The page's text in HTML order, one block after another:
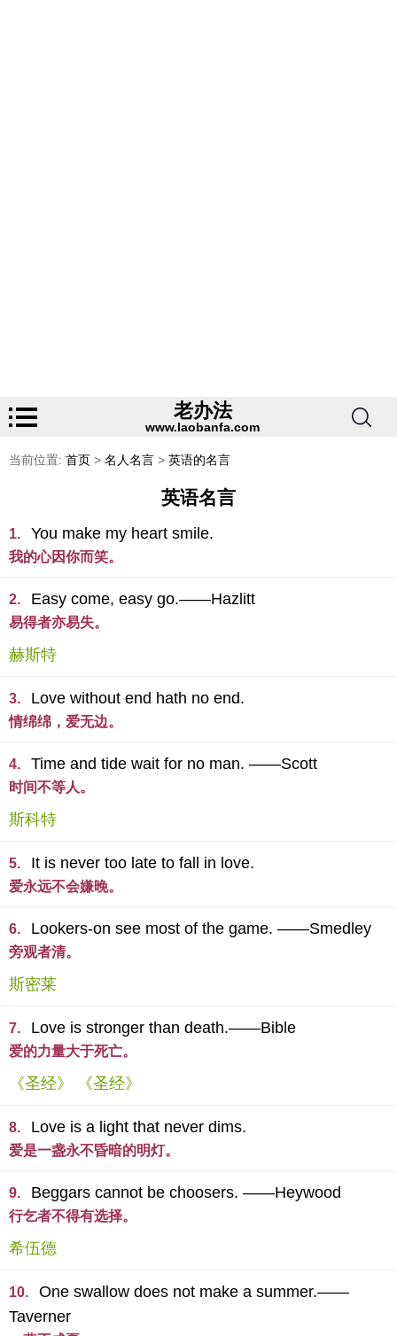
老办法
www.laobanfa.com
当前位置: 首页 > 名人名言 > 英语的名言
英语名言
1. You make my heart smile.
我的心因你而笑。
2. Easy come, easy go.——Hazlitt
易得者亦易失。
赫斯特
3. Love without end hath no end.
情绵绵，爱无边。
4. Time and tide wait for no man. ——Scott
时间不等人。
斯科特
5. It is never too late to fall in love.
爱永远不会嫌晚。
6. Lookers-on see most of the game. ——Smedley
旁观者清。
斯密莱
7. Love is stronger than death.——Bible
爱的力量大于死亡。
《圣经》 《圣经》
8. Love is a light that never dims.
爱是一盏永不昏暗的明灯。
9. Beggars cannot be choosers. ——Heywood
行乞者不得有选择。
希伍德
10.
One swallow does not make a summer.——
Taverner